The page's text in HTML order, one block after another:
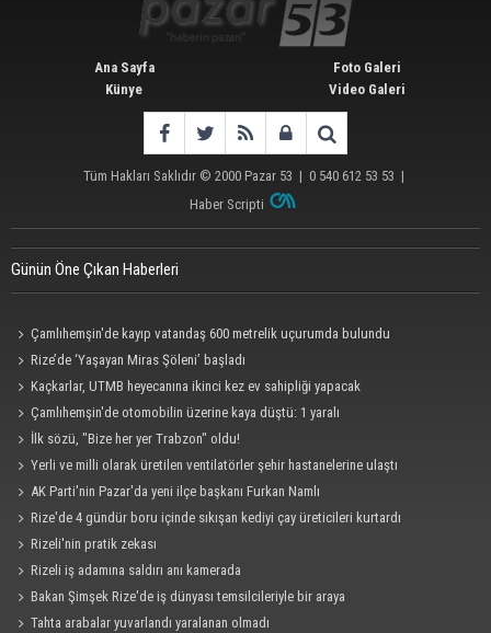
Ana Sayfa
Künye
Foto Galeri
Video Galeri
Tüm Hakları Saklıdır © 2000 Pazar 53 | 0 540 612 53 53 |
Haber Scripti
Günün Öne Çıkan Haberleri
Çamlıhemşin'de kayıp vatandaş 600 metrelik uçurumda bulundu
Rize’de ‘Yaşayan Miras Şöleni’ başladı
Kaçkarlar, UTMB heyecanına ikinci kez ev sahipliği yapacak
Çamlıhemşin'de otomobilin üzerine kaya düştü: 1 yaralı
İlk sözü, "Bize her yer Trabzon" oldu!
Yerli ve milli olarak üretilen ventilatörler şehir hastanelerine ulaştı
AK Parti'nin Pazar'da yeni ilçe başkanı Furkan Namlı
Rize'de 4 gündür boru içinde sıkışan kediyi çay üreticileri kurtardı
Rizeli'nin pratik zekası
Rizeli iş adamına saldırı anı kamerada
Bakan Şimşek Rize'de iş dünyası temsilcileriyle bir araya
Tahta arabalar yuvarlandı yaralanan olmadı